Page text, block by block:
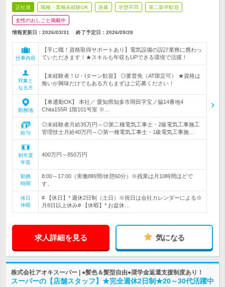
正社員 職種・業種未経験OK 急募 学歴不問 第二新卒歓迎
女性のおしごと掲載中
情報更新日：2026/03/31 終了予定日： 2026/09/28
仕事内容
【手に職！資格取得サポートあり】電気設備の設計業務に携わっ
ていただきます！★スキルも年収もUPできる環境で活躍！
対象と
なる方
【未経験者！U・Iターン歓迎】 ◎要普免（AT限定可） ★資格は
無いが興味だけでもある方もまずはご応募ください！
勤務地
【車通勤OK】 本社／ 愛知県知多市岡田字宝ノ脇14番地4
Chita155R 1階101号室 ※…
給与
◎未経験者月給35万円～◎第二種電気工事士・2級電気工事施工
管理技士月給40万円～◎第一種電気工事士・1級電気工事施…
初年度
年収
400万円～850万円
勤務
時間
8:00～17:00（実働8時間/休憩60分）※残業は月10時間ほどで
す。
休日
休暇
# 【休日】* 週休2日制（土日）※祝日は会社カレンダーによる※
月8日以上休み# 【休暇】* お盆休…
求人詳細を見る 気になる
株式会社アオキスーパー | ●髪色＆髪型自由●奨学金返還支援制度あり！
スーパーの【店舗スタッフ】★完全週休2日制★20～30代活躍中